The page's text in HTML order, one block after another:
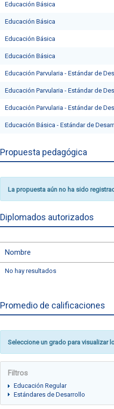
Educación Básica
Educación Básica
Educación Básica
Educación Básica
Educación Parvularia - Estándar de
Educación Parvularia - Estándar de
Educación Parvularia - Estándar de
Educación Básica - Estándar de
Propuesta pedagógica
La propuesta aún no ha sido
Diplomados autorizados
Nombre
No hay resultados
Promedio de calificaciones
Seleccione un grado para visualizar
Filtros
Educación Regular
Estándares de Desarrollo